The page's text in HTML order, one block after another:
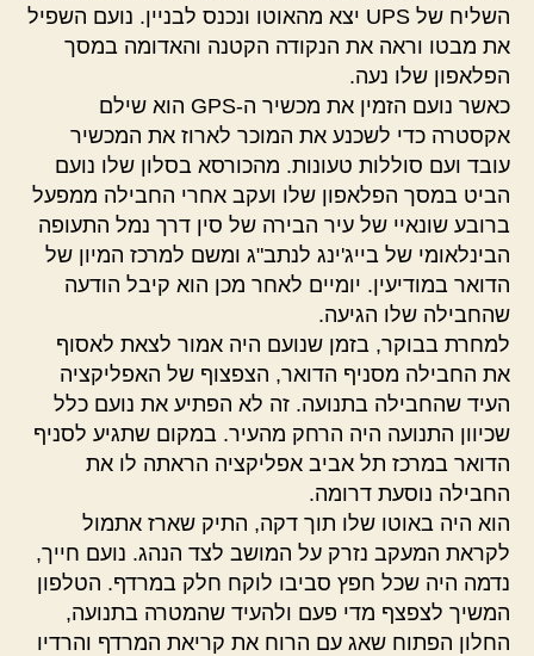
השליח של UPS יצא מהאוטו ונכנס לבניין. נועם השפיל
את מבטו וראה את הנקודה הקטנה והאדומה במסך
הפלאפון שלו נעה.
כאשר נועם הזמין את מכשיר ה-GPS הוא שילם
אקסטרה כדי לשכנע את המוכר לארוז את המכשיר
עובד ועם סוללות טעונות. מהכורסא בסלון שלו נועם
הביט במסך הפלאפון שלו ועקב אחרי החבילה ממפעל
ברובע שונאיי של עיר הבירה של סין דרך נמל התעופה
הבינלאומי של בייג'ינג לנתב"ג ומשם למרכז המיון של
הדואר במודיעין. יומיים לאחר מכן הוא קיבל הודעה
שהחבילה שלו הגיעה.
למחרת בבוקר, בזמן שנועם היה אמור לצאת לאסוף
את החבילה מסניף הדואר, הצפצוף של האפליקציה
העיד שהחבילה בתנועה. זה לא הפתיע את נועם כלל
שכיוון התנועה היה הרחק מהעיר. במקום שתגיע לסניף
הדואר במרכז תל אביב אפליקציה הראתה לו את
החבילה נוסעת דרומה.
הוא היה באוטו שלו תוך דקה, התיק שארז אתמול
לקראת המעקב נזרק על המושב לצד הנהג. נועם חייך,
נדמה היה שכל חפץ סביבו לוקח חלק במרדף. הטלפון
המשיך לצפצף מדי פעם ולהעיד שהמטרה בתנועה,
החלון הפתוח שאג עם הרוח את קריאת המרדף והרדיו